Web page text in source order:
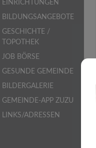
EINRICHTUNGEN
BILDUNGSANGEBOTE
GESCHICHTE /
TOPOTHEK
JOB BÖRSE
GESUNDE GEMEINDE
BILDERGALERIE
GEMEINDE-APP ZUZU
LINKS/ADRESSEN